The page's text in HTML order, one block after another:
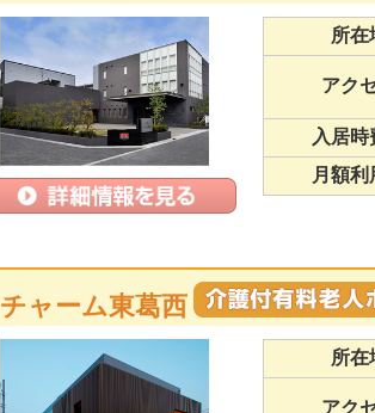
所在
アク
入居時
月額利
チャーム東葛西
所在
アク